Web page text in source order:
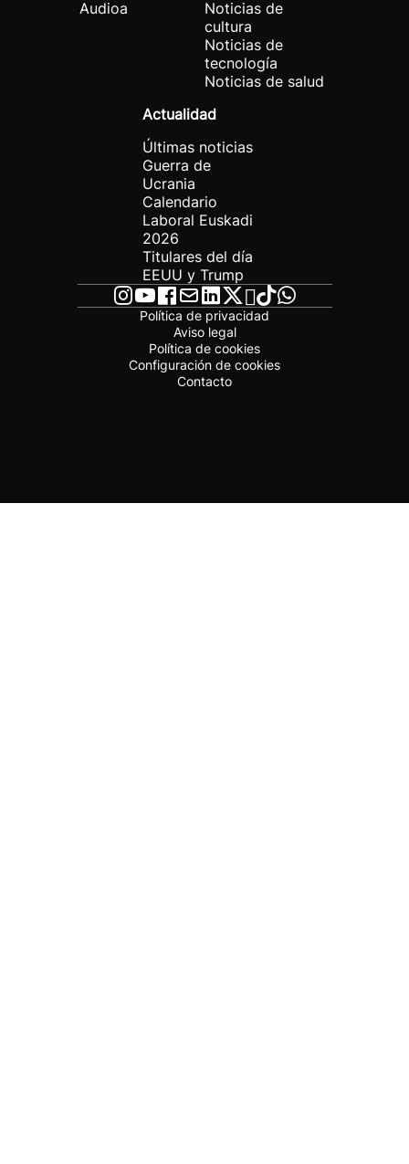
Audioa
Noticias de
cultura
Noticias de
tecnología
Noticias de salud
Actualidad
Últimas noticias
Guerra de
Ucrania
Calendario
Laboral Euskadi
2026
Titulares del día
EEUU y Trump
Política de privacidad
Aviso legal
Política de cookies
Configuración de cookies
Contacto